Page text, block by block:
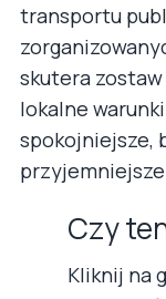
transportu
skutera
lokalne
spokojniejsze,
Czy
Kliknij na